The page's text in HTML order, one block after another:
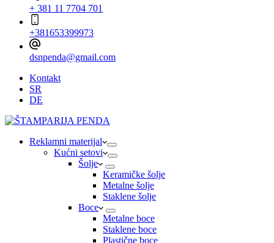
+ 381 11 7704 701
+381653399973
dsnpenda@gmail.com
Kontakt
SR
DE
Reklamni materijal
Kućni setovi
Šolje
Keramičke šolje
Metalne šolje
Staklene šolje
Boce
Metalne boce
Staklene boce
Plastične boce